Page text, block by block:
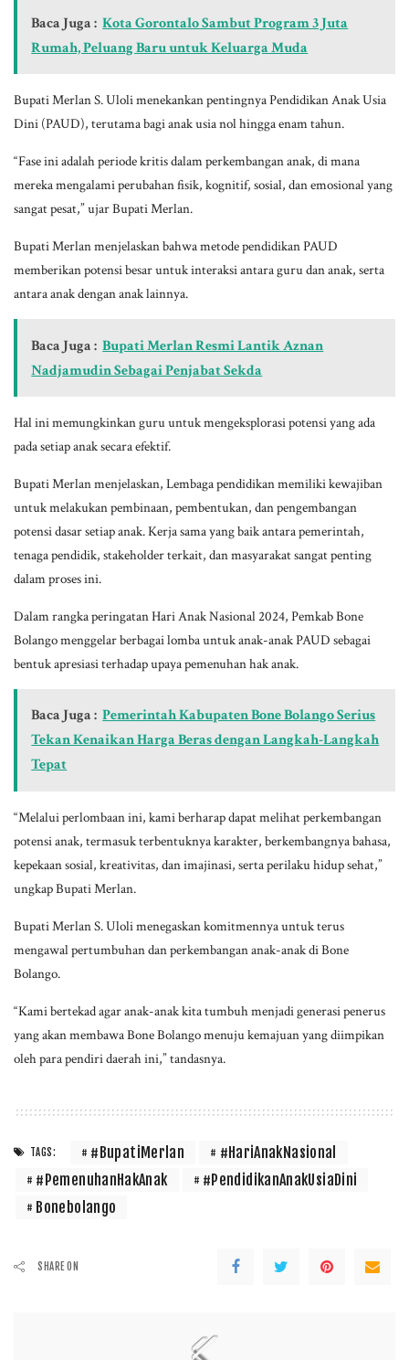
Baca Juga : Kota Gorontalo Sambut Program 3 Juta
Rumah, Peluang Baru untuk Keluarga Muda
Bupati Merlan S. Uloli menekankan pentingnya Pendidikan Anak Usia
Dini (PAUD), terutama bagi anak usia nol hingga enam tahun.
“Fase ini adalah periode kritis dalam perkembangan anak, di mana
mereka mengalami perubahan fisik, kognitif, sosial, dan emosional yang
sangat pesat,” ujar Bupati Merlan.
Bupati Merlan menjelaskan bahwa metode pendidikan PAUD
memberikan potensi besar untuk interaksi antara guru dan anak, serta
antara anak dengan anak lainnya.
Baca Juga : Bupati Merlan Resmi Lantik Aznan
Nadjamudin Sebagai Penjabat Sekda
Hal ini memungkinkan guru untuk mengeksplorasi potensi yang ada
pada setiap anak secara efektif.
Bupati Merlan menjelaskan, Lembaga pendidikan memiliki kewajiban
untuk melakukan pembinaan, pembentukan, dan pengembangan
potensi dasar setiap anak. Kerja sama yang baik antara pemerintah,
tenaga pendidik, stakeholder terkait, dan masyarakat sangat penting
dalam proses ini.
Dalam rangka peringatan Hari Anak Nasional 2024, Pemkab Bone
Bolango menggelar berbagai lomba untuk anak-anak PAUD sebagai
bentuk apresiasi terhadap upaya pemenuhan hak anak.
Baca Juga : Pemerintah Kabupaten Bone Bolango Serius
Tekan Kenaikan Harga Beras dengan Langkah-Langkah
Tepat
“Melalui perlombaan ini, kami berharap dapat melihat perkembangan
potensi anak, termasuk terbentuknya karakter, berkembangnya bahasa,
kepekaan sosial, kreativitas, dan imajinasi, serta perilaku hidup sehat,”
ungkap Bupati Merlan.
Bupati Merlan S. Uloli menegaskan komitmennya untuk terus
mengawal pertumbuhan dan perkembangan anak-anak di Bone
Bolango.
“Kami bertekad agar anak-anak kita tumbuh menjadi generasi penerus
yang akan membawa Bone Bolango menuju kemajuan yang diimpikan
oleh para pendiri daerah ini,” tandasnya.
TAGS: #BupatiMerlan
#HariAnakNasional
#PemenuhanHakAnak
#PendidikanAnakUsiaDini
Bonebolango
SHARE ON